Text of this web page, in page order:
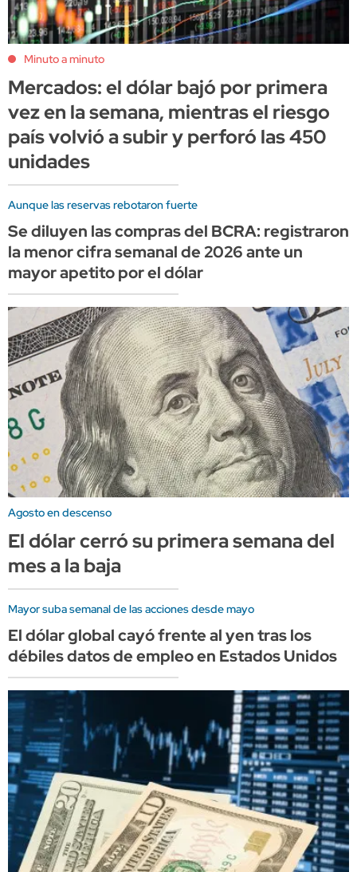
Minuto a minuto
Mercados: el dólar bajó por primera
vez en la semana, mientras el riesgo
país volvió a subir y perforó las 450
unidades
Aunque las reservas rebotaron fuerte
Se diluyen las compras del BCRA: registraron
la menor cifra semanal de 2026 ante un
mayor apetito por el dólar
Agosto en descenso
El dólar cerró su primera semana del
mes a la baja
Mayor suba semanal de las acciones desde mayo
El dólar global cayó frente al yen tras los
débiles datos de empleo en Estados Unidos